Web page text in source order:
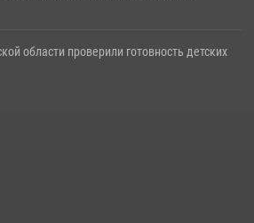
области проверили готовность детских